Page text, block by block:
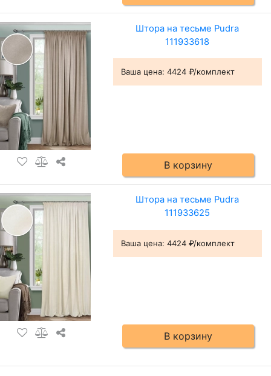
Штора на тесьме Pudra
111933618
Ваша цена: 4424 ₽/комплект
В корзину
Штора на тесьме Pudra
111933625
Ваша цена: 4424 ₽/комплект
В корзину